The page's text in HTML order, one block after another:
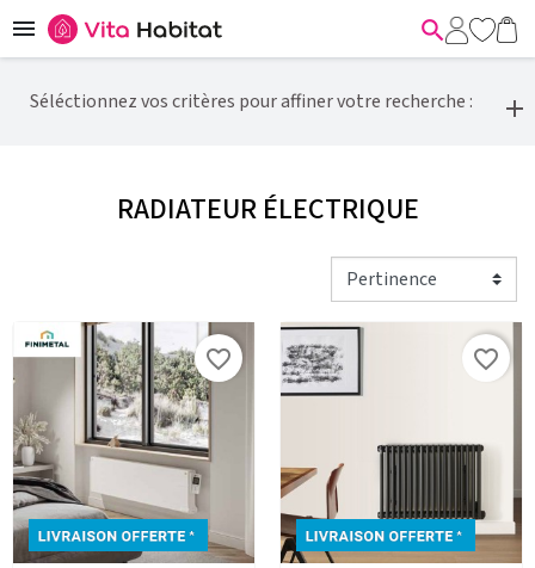
 
Séléctionnez vos critères pour affiner votre recherche :
RADIATEUR ÉLECTRIQUE
favorite_border favorite_border